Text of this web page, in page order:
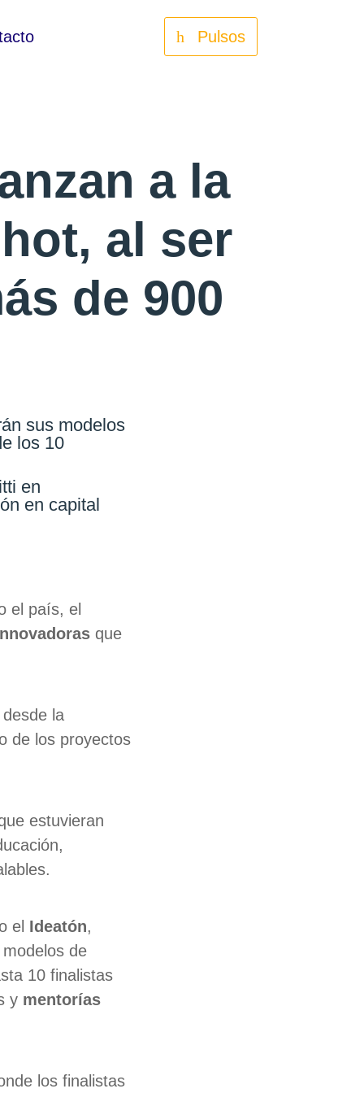
Pulsos
a la
al ser
de 900
sus modelos
los 10
en
en capital
el país, el
que
la
de los proyectos
estuvieran
el Ideatón,
de
10 finalistas
y mentorías
los finalistas